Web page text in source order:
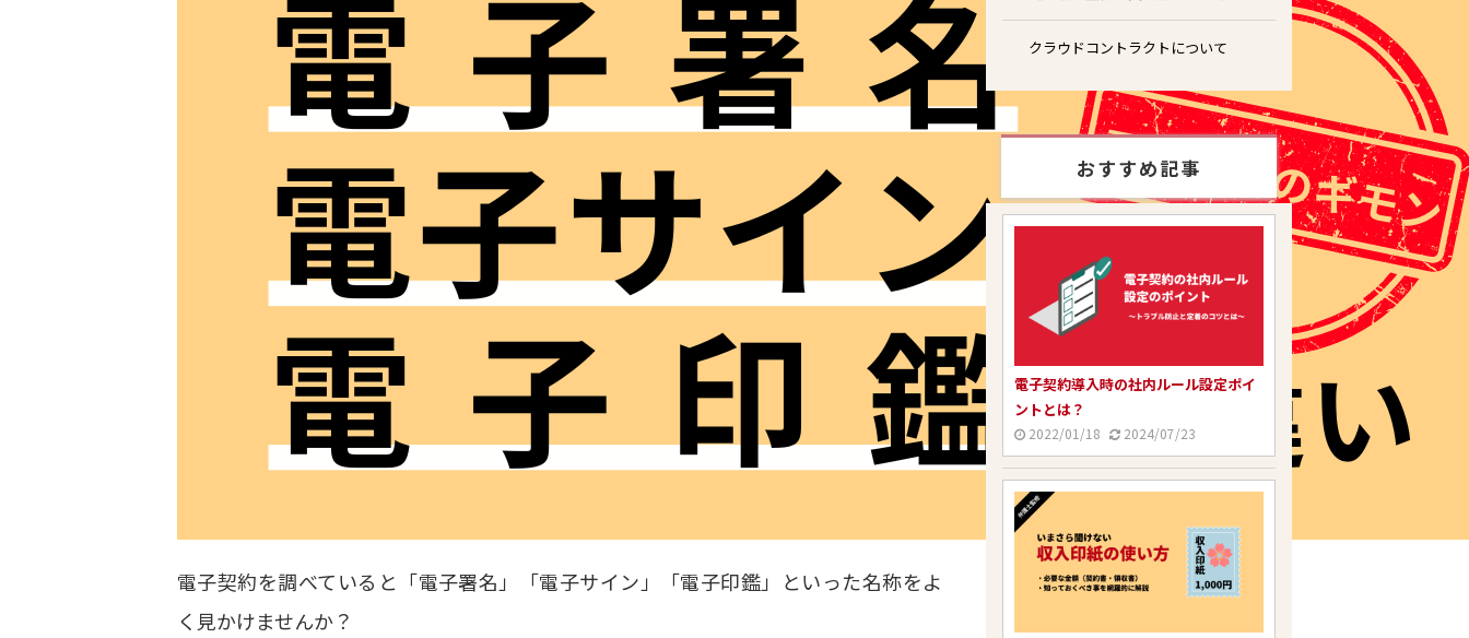
電子契約を調べていると「電子署名」「電子サイン」「電子印鑑」といった名称をよ
く見かけませんか？
クラウドコントラクトについて
おすすめ記事
電子契約導入時の社内ルール設定ポイ
ントとは？
2022/01/18 2024/07/23